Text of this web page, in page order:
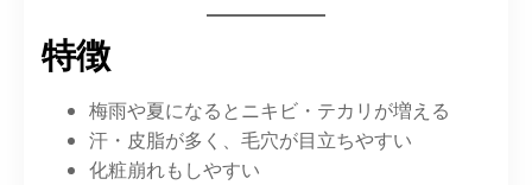
特徴
梅雨や夏になるとニキビ・テカリが増える
汗・皮脂が多く、毛穴が目立ちやすい
化粧崩れもしやすい